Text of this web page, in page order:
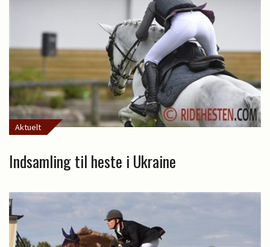
Aktuelt
Indsamling til heste i Ukraine